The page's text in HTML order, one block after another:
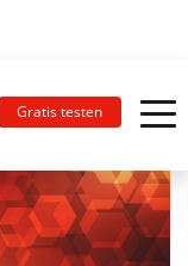
Gratis testen